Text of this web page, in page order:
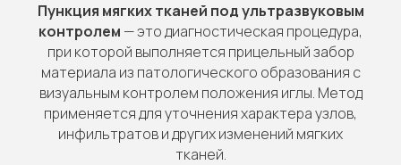
Пункция мягких тканей под ультразвуковым
контролем — это диагностическая процедура,
при которой выполняется прицельный забор
материала из патологического образования с
визуальным контролем положения иглы. Метод
применяется для уточнения характера узлов,
инфильтратов и других изменений мягких
тканей.